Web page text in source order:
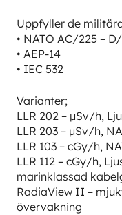
Uppfyller de
• NATO AC/225 –
• AEP-14
• IEC 532
Varianter;
LLR 202 – µSv/h,
LLR 203 – µSv/h,
LLR 103 – cGy/h,
LLR 112 – cGy/h,
marinklassad
RadiaView II –
övervakning